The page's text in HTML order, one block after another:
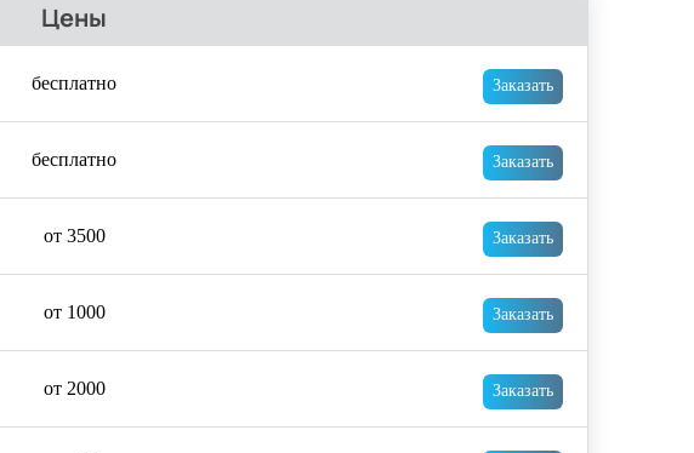
Цены
бесплатно Заказать
бесплатно Заказать
от 3500 Заказать
от 1000 Заказать
от 2000 Заказать